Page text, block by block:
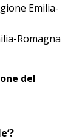
Emilia-
Romagna
del